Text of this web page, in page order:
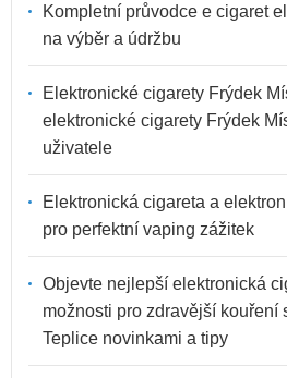
Kompletní průvodce e cigaret
na výběr a údržbu
Elektronické cigarety Frýdek
elektronické cigarety Frýdek
uživatele
Elektronická cigareta a
pro perfektní vaping zážitek
Objevte nejlepší elektronická
možnosti pro zdravější kouření
Teplice novinkami a tipy